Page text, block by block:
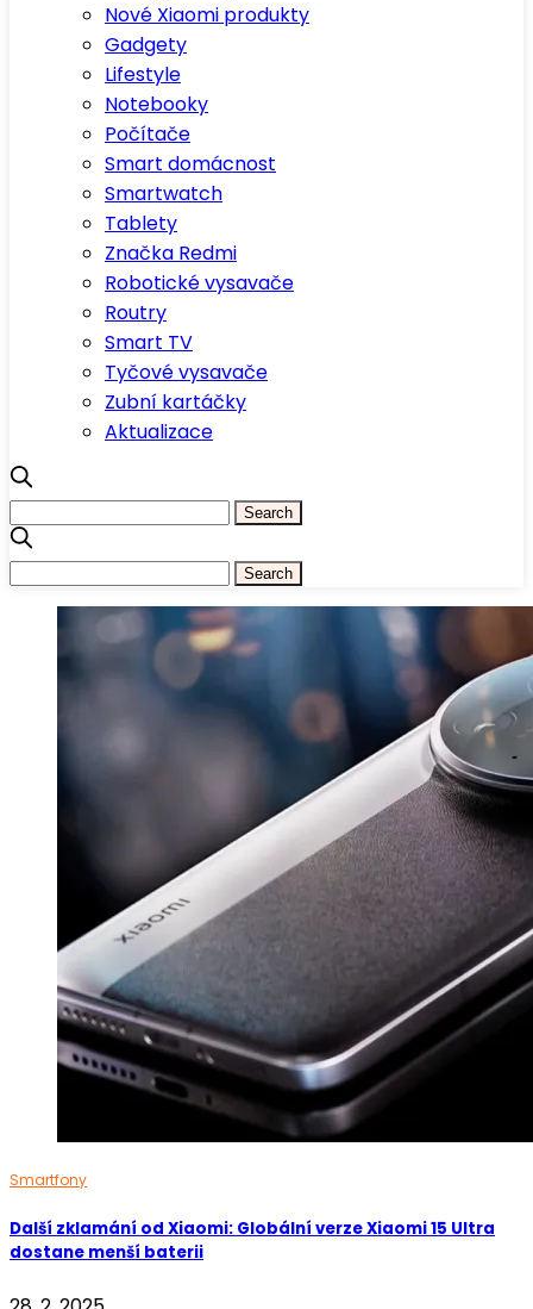
Nové Xiaomi produkty
Gadgety
Lifestyle
Notebooky
Počítače
Smart domácnost
Smartwatch
Tablety
Značka Redmi
Robotické vysavače
Routry
Smart TV
Tyčové vysavače
Zubní kartáčky
Aktualizace
Smartfony
Další zklamání od Xiaomi: Globální verze Xiaomi 15 Ultra
dostane menší baterii